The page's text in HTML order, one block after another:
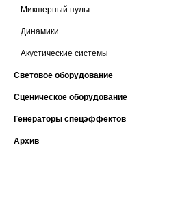
Микшерный пульт
Динамики
Акустические системы
Световое оборудование
Сценическое оборудование
Генераторы спецэффектов
Архив